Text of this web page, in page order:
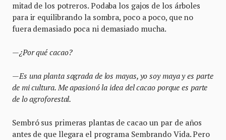
mitad de los potreros. Podaba los gajos de los árboles
para ir equilibrando la sombra, poco a poco, que no
fuera demasiado poca ni demasiado mucha.
—¿Por qué cacao?
—Es una planta sagrada de los mayas, yo soy maya y es parte
de mi cultura. Me apasionó la idea del cacao porque es parte
de lo agroforestal.
Sembró sus primeras plantas de cacao un par de años
antes de que llegara el programa Sembrando Vida. Pero